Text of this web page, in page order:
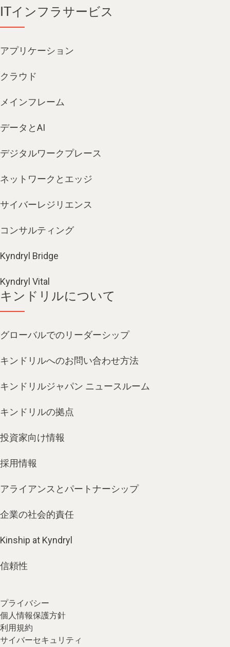
ITインフラサービス
アプリケーション
クラウド
メインフレーム
データとAI
デジタルワークプレース
ネットワークとエッジ
サイバーレジリエンス
コンサルティング
Kyndryl Bridge
Kyndryl Vital
キンドリルについて
グローバルでのリーダーシップ
キンドリルへのお問い合わせ方法
キンドリルジャパン ニュースルーム
キンドリルの拠点
投資家向け情報
採用情報
アライアンスとパートナーシップ
企業の社会的責任
Kinship at Kyndryl
信頼性
プライバシー
個人情報保護方針
利用規約
サイバーセキュリティ